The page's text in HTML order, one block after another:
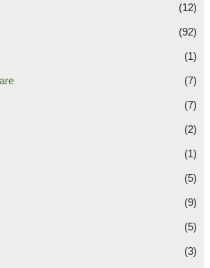
(12)
(92)
(1)
(7)
(7)
(2)
(1)
(5)
(9)
(5)
(3)